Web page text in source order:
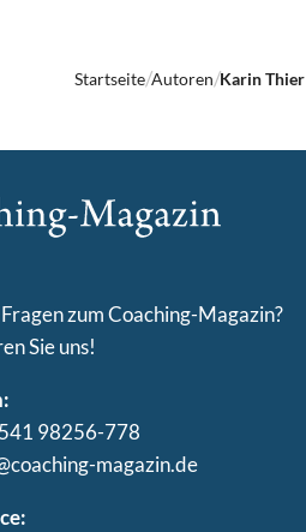
Startseite Autoren Karin Thier
zum Coaching-Magazin?
Sie uns!
98256-778
magazin.de